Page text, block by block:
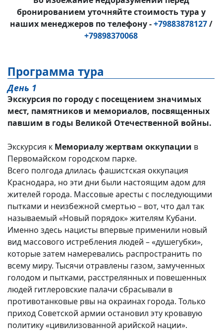
бронированием уточняйте стоимость тура у
наших менеджеров по телефону -+79883878127/
+79898370068
Программа тура
День 1
Экскурсия по городу с посещением значимых
мест, памятников и мемориалов, посвященных
павшим в годы Великой Отечественной войны.
Экскурсия к Мемориалу жертвам оккупации в
Первомайском городском парке.
Всего полгода длилась фашистская оккупация
Краснодара, но эти дни были настоящим адом для
жителей города. Массовые аресты с последующими
пытками и неизбежной смертью – вот, что дал так
называемый «Новый порядок» жителям Кубани.
Именно здесь нацисты впервые применили новый
вид массового истребления людей – «душегубки»,
которые затем намеревались распространить по
всему миру. Тысячи отравлены газом, замученных
голодом и пытками, расстрелянных и повешенных
людей гитлеровские палачи сбрасывали в
противотанковые рвы на окраинах города. Только
приход Советской армии остановил эту кровавую
политику «цивилизованной арийской нации».